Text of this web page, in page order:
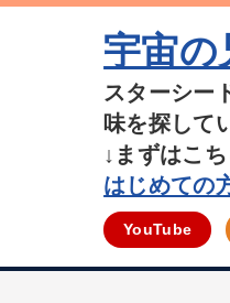
宇宙
スターシー
味を探して
↓まずはこ
はじめての
YouTube